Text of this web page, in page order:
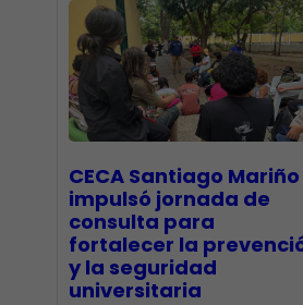
CECA Santiago Mariño
impulsó jornada de
consulta para
fortalecer la
y la seguridad
universitaria